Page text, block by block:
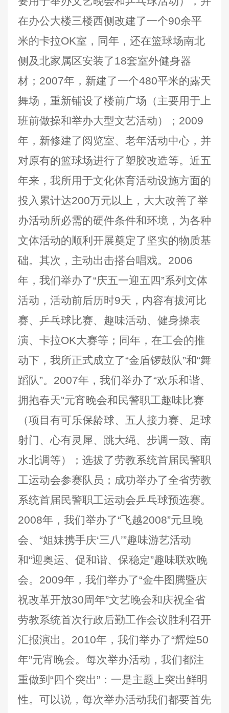
在办公大楼三楼西侧改建了一个90余平
米的卡拉OK室，同年，还在篮球场南北
侧及北家属区安装了18套室外健身器
材；2007年，新建了一个480平米的露天
舞场，重新铺设了楼前广场（主要用于上
班前做操和举办大型文艺活动）；2009
年，新修建了阅览室、老年活动中心，并
对原有的篮球场进行了塑胶改造等。近五
年来，我所用于文化体育活动设施方面的
投入累计达200万元以上，大大改善了举
办活动所必需的硬件条件和环境，为各种
文体活动的顺利开展奠定了坚实的物质基
础。其次，主动出击搭台唱戏。2006
年，我们举办了“庆五一迎五四”系列文体
活动，活动前后历时9天，内容有拔河比
赛、乒乓球比赛、趣味活动、健身操表
演、卡拉OK大赛等；同年，在工会的推
动下，我所正式成立了“金盾锣鼓队”和“舞
蹈队”。2007年，我们举办了“欢乐和谐、
拥抱春天”元宵晚会和民警职工趣味比赛
（项目有可乐保龄球、五人接力赛、足球
射门、心有灵犀、跳大绳、步调一致、南
水北调等）；选拔了劳教系统首届民警职
工运动会参赛队员；成功举办了全省劳教
系统首届民警职工运动会乒乓球预选赛。
2008年，我们举办了“飞越2008”元旦晚
会、“姐妹携手庆‘三八’”趣味游艺活动
和“迎奥运、促和谐、保稳定”趣味联欢晚
会。2009年，我们举办了“金牛图腾暨庆
祝改革开放30周年”文艺晚会和庆祝全省
劳教系统首次行政后勤工作会议胜利召开
汇报演出。2010年，我们举办了“辉煌50
年”元宵晚会。每次举办活动，我们都注
重做到“四个突出”：一是主题上突出鲜明
性。可以说，每次举办活动我们都要首先